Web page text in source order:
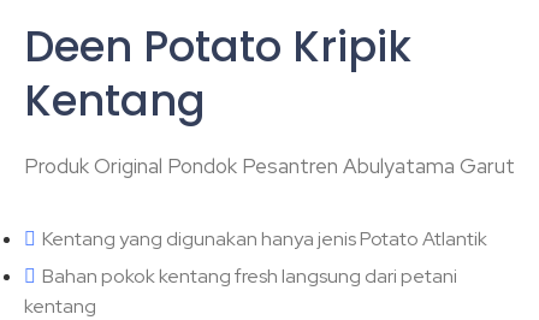
Deen Potato Kripik
Kentang
Produk Original Pondok Pesantren Abulyatama Garut
Kentang yang digunakan hanya jenis Potato Atlantik
Bahan pokok kentang fresh langsung dari petani
kentang